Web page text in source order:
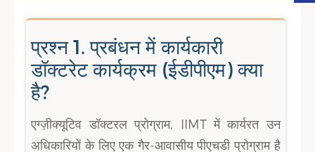
प्रश्न 1. प्रबंधन में कार्यकारी
डॉक्टरेट कार्यक्रम (ईडीपीएम) क्या
है?
एग्ज़ीक्यूटिव डॉक्टरल प्रोग्राम, IIMT में कार्यरत उन
अधिकारियों के लिए एक गैर-आवासीय पीएचडी प्रोग्राम है